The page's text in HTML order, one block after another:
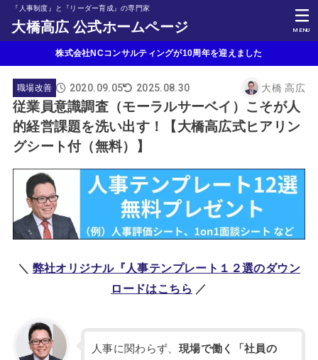
『人事制度』と『リーダー育成』の専門家
大橋高広 公式ホームページ MENU
株式会社NCコンサルティングが10周年を迎えました
職場改善 2020.09.05 2025.08.30 大橋 高広
従業員意識調査（モーラルサーベイ）こそが人
的経営課題を洗い出す！【大橋高広式ヒアリン
グシート付（無料）】
＼ 弊社オリジナル『人事テンプレート１２選のダウン
ロードはこちら ／
人事に関わらず、 現場で働く「社員の